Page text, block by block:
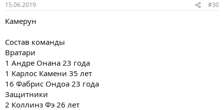
15.06.2019 #30
Камерун
Состав команды
Вратари
1 Андре Онана 23 года
1 Карлос Камени 35 лет
16 Фабрис Ондоа 23 года
Защитники
2 Коллинз Фэ 26 лет